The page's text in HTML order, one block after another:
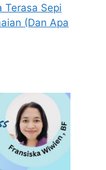
Terasa Sepi
(Dan Apa